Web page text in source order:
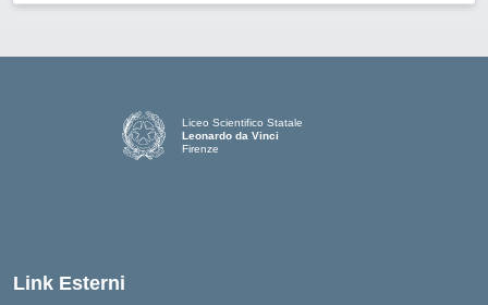
Liceo Scientifico Statale
Leonardo da Vinci
Firenze
Link Esterni